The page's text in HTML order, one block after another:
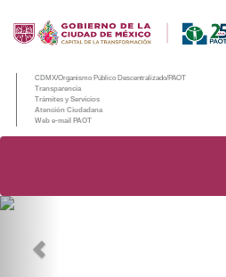
CDMX/Organismo Público Descentralizado/PAOT
Transparencia
Trámites y Servicios
Atención Ciudadana
Web e-mail PAOT